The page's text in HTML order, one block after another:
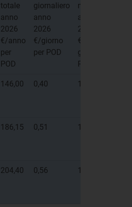
totale
anno
2026
€/anno
per
POD
giornaliero
anno
2026
€/giorno
per POD
mensile
anno
2026
€/30
gg per
POD
146,00 0,40 12,00
186,15 0,51 15,30
204,40 0,56 16,80